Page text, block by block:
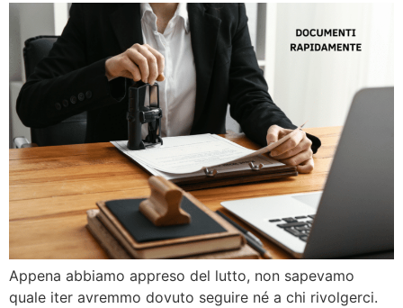
Appena abbiamo appreso del lutto, non sapevamo
quale iter avremmo dovuto seguire né a chi rivolgerci.